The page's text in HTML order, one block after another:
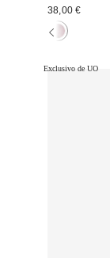
38,00 €
Exclusivo de UO